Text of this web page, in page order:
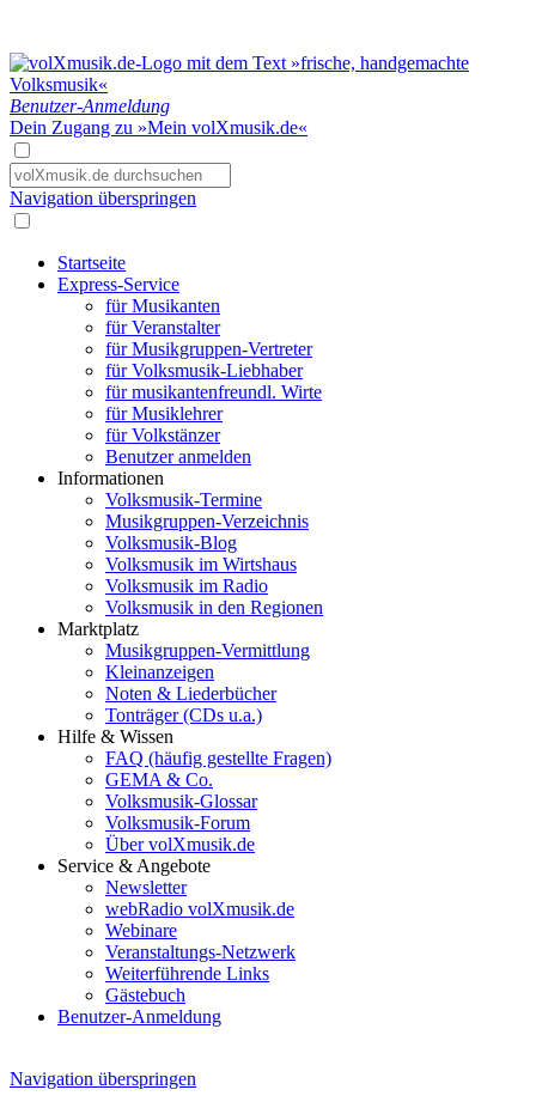
Benutzer-Anmeldung
Dein Zugang zu »Mein volXmusik.de«
Navigation überspringen
Startseite
Express-Service
für Musikanten
für Veranstalter
für Musikgruppen-Vertreter
für Volksmusik-Liebhaber
für musikantenfreundl. Wirte
für Musiklehrer
für Volkstänzer
Benutzer anmelden
Informationen
Volksmusik-Termine
Musikgruppen-Verzeichnis
Volksmusik-Blog
Volksmusik im Wirtshaus
Volksmusik im Radio
Volksmusik in den Regionen
Marktplatz
Musikgruppen-Vermittlung
Kleinanzeigen
Noten & Liederbücher
Tonträger (CDs u.a.)
Hilfe & Wissen
FAQ (häufig gestellte Fragen)
GEMA & Co.
Volksmusik-Glossar
Volksmusik-Forum
Über volXmusik.de
Service & Angebote
Newsletter
webRadio volXmusik.de
Webinare
Veranstaltungs-Netzwerk
Weiterführende Links
Gästebuch
Benutzer-Anmeldung
Navigation überspringen